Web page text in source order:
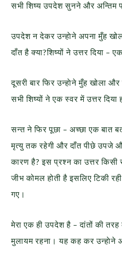
सभी शिष्य उपदेश सुनने और अन्तिम
उपदेश न देकर उन्हाेने अपना मुँह
दाँत है क्या?शिष्यों ने उत्तर दिया –
दूसरी बार फिर उन्हाेने मुँह खोला
सभी शिष्यों ने एक स्वर में उत्तर दिया
सन्त ने फिर पूछा – अच्छा एक बात
मृत्यु तक रहेगी और दाँत पीछे उपजे
कारण है? इस प्रश्न का उत्तर
जीभ कोमल होती है इसलिए टिकी
गए।
मेरा एक ही उपदेश है – दांतों की
मुलायम रहना। यह कह कर उन्हाेने